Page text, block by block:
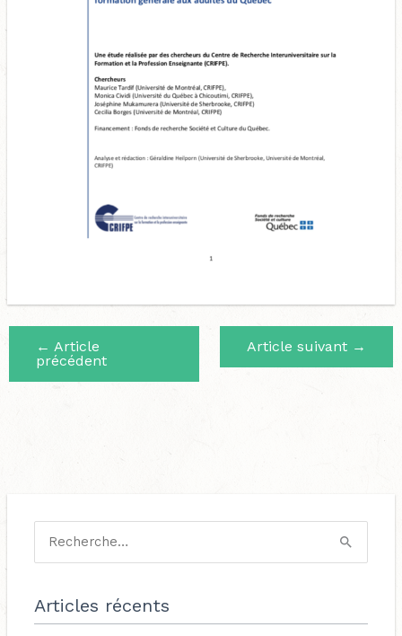
← Article
précédent
Article suivant →
c
h
Articles récents
g